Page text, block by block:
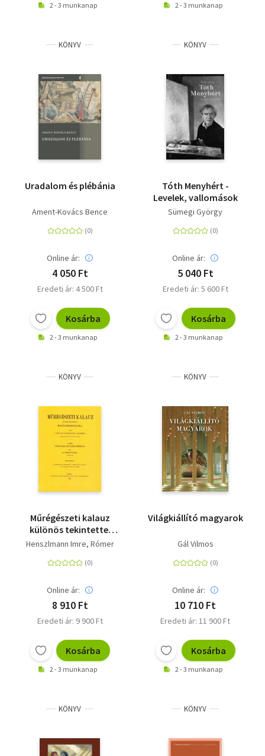
2 - 3 munkanap 2 - 3 munkanap
KÖNYV
Uradalom és plébánia
Ament-Kovács Bence
Online ár:
4 050 Ft
Eredeti ár: 4 500 Ft
Kosárba
2 - 3 munkanap
KÖNYV
Tóth Menyhért -
Levelek, vallomások
Sümegi György
Online ár:
5 040 Ft
Eredeti ár: 5 600 Ft
Kosárba
2 - 3 munkanap
KÖNYV
Műrégészeti kalauz
különös tekintettel
Magyarországra I-II.
Henszlmann Imre Rómer
Online ár:
8 910 Ft
Eredeti ár: 9 900 Ft
Kosárba
2 - 3 munkanap
KÖNYV
Világkiállító magyarok
Gál Vilmos
Online ár:
10 710 Ft
Eredeti ár: 11 900 Ft
Kosárba
2 - 3 munkanap
KÖNYV KÖNYV